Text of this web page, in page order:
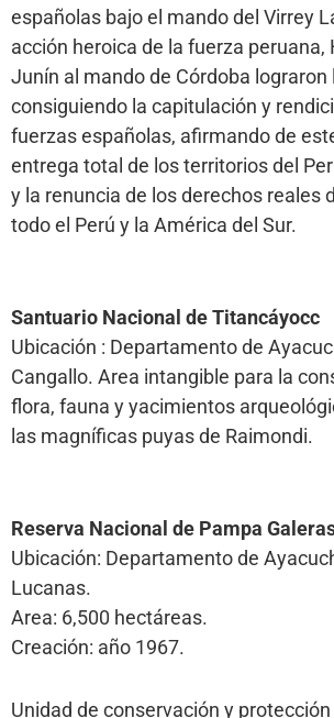
españolas bajo el mando del Virrey
acción heroica de la fuerza peruana,
Junín al mando de Córdoba lograron
consiguiendo la capitulación y
fuerzas españolas, afirmando de
entrega total de los territorios del
y la renuncia de los derechos reales
todo el Perú y la América del Sur.
Santuario Nacional de Titancáyocc
Ubicación : Departamento de
Cangallo. Area intangible para la
flora, fauna y yacimientos
las magníficas puyas de Raimondi.
Reserva Nacional de Pampa
Ubicación: Departamento de
Lucanas.
Area: 6,500 hectáreas.
Creación: año 1967.
Unidad de conservación y